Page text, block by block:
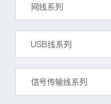
网线系列
USB线系列
信号传输线系列